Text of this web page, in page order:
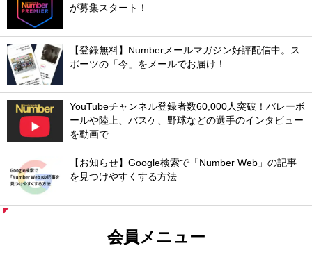
が募集スタート！
【登録無料】Numberメールマガジン好評配信中。ス
ポーツの「今」をメールでお届け！
YouTubeチャンネル登録者数60,000人突破！バレーボ
ールや陸上、バスケ、野球などの選手のインタビュー
を動画で
【お知らせ】Google検索で「Number Web」の記事
を見つけやすくする方法
会員メニュー